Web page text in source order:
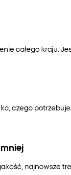
całego kraju.
czego
najnowsze